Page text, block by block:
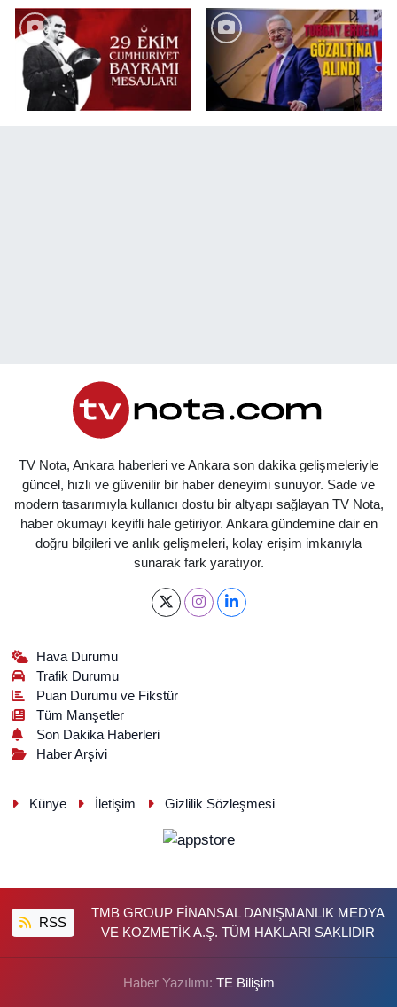
TV Nota, Ankara haberleri ve Ankara son dakika gelişmeleriyle
güncel, hızlı ve güvenilir bir haber deneyimi sunuyor. Sade ve
modern tasarımıyla kullanıcı dostu bir altyapı sağlayan TV Nota,
haber okumayı keyifli hale getiriyor. Ankara gündemine dair en
doğru bilgileri ve anlık gelişmeleri, kolay erişim imkanıyla
sunarak fark yaratıyor.
Hava Durumu
Trafik Durumu
Puan Durumu ve Fikstür
Tüm Manşetler
Son Dakika Haberleri
Haber Arşivi
Künye İletişim Gizlilik Sözleşmesi
RSS
TMB GROUP FİNANSAL DANIŞMANLIK MEDYA
VE KOZMETİK A.Ş. TÜM HAKLARI SAKLIDIR
Haber Yazılımı: TE Bilişim